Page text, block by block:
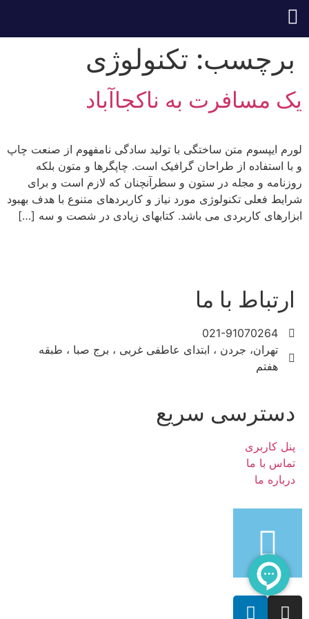
برچسب: تکنولوژی
یک مسافرت به ناکجاآباد
لورم ایپسوم متن ساختگی با تولید سادگی نامفهوم از صنعت چاپ
و با استفاده از طراحان گرافیک است. چاپگرها و متون بلکه
روزنامه و مجله در ستون و سطرآنچنان که لازم است و برای
شرایط فعلی تکنولوژی مورد نیاز و کاربردهای متنوع با هدف بهبود
ابزارهای کاربردی می باشد. کتابهای زیادی در شصت و سه […]
ارتباط با ما
021-91070264
تهران، جردن ، ابتدای عاطفی غربی ، برج صبا ، طبقه
هفتم
دسترسی سریع
پنل کاربری
تماس با ما
درباره ما